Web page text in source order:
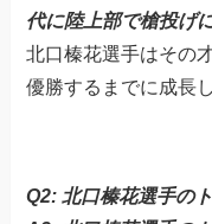
代に陸上部で槍投げ
北口榛花選手はその
優勝するまでに成長
Q2: 北口榛花選手の